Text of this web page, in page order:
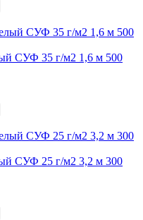
СУФ 35 г/м2 1,6 м 500
СУФ 25 г/м2 3,2 м 300